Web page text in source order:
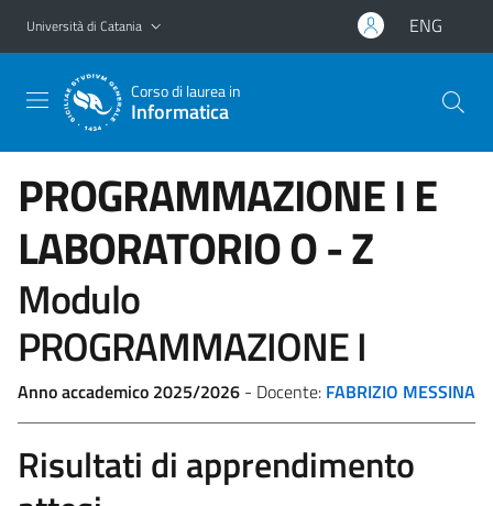
Vai al contenuto principale
Vai al menu di navigazione
Università di Catania ENG
Corso di laurea in
Informatica
PROGRAMMAZIONE I E
LABORATORIOO - Z
Modulo
PROGRAMMAZIONE I
Anno accademico 2025/2026 - Docente: FABRIZIO MESSINA
Risultati di apprendimento